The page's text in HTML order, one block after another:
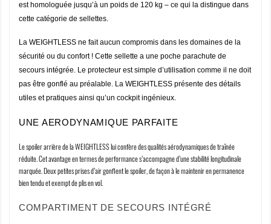
est homologuée jusqu’à un poids de 120 kg – ce qui la distingue dans
cette catégorie de sellettes.
La WEIGHTLESS ne fait aucun compromis dans les domaines de la
sécurité ou du confort ! Cette sellette a une poche parachute de
secours intégrée. Le protecteur est simple d’utilisation comme il ne doit
pas être gonflé au préalable. La WEIGHTLESS présente des détails
utiles et pratiques ainsi qu’un cockpit ingénieux.
UNE AERODYNAMIQUE PARFAITE
Le spoiler arrière de la WEIGHTLESS lui confère des qualités aérodynamiques de traînée
réduite. Cet avantage en termes de performance s’accompagne d’une stabilité longitudinale
marquée. Deux petites prises d’air gonflent le spoiler, de façon à le maintenir en permanence
bien tendu et exempt de plis en vol.
COMPARTIMENT DE SECOURS INTÉGRÉ